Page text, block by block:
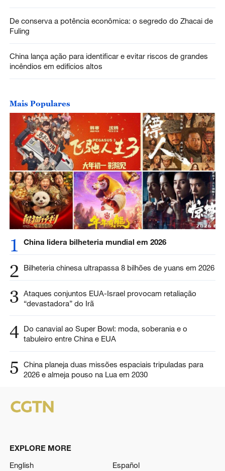
De conserva a potência econômica: o segredo do Zhacai de
Fuling
China lança ação para identificar e evitar riscos de grandes
incêndios em edifícios altos
Mais Populares
1 China lidera bilheteria mundial em 2026
2 Bilheteria chinesa ultrapassa 8 bilhões de yuans em 2026
3 Ataques conjuntos EUA-Israel provocam retaliação
“devastadora” do Irã
4 Do canavial ao Super Bowl: moda, soberania e o
tabuleiro entre China e EUA
5
China planeja duas missões espaciais tripuladas para
2026 e almeja pouso na Lua em 2030
EXPLORE MORE
English
Español